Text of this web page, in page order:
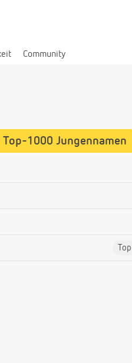
Community
Top-1000 Jungennamen